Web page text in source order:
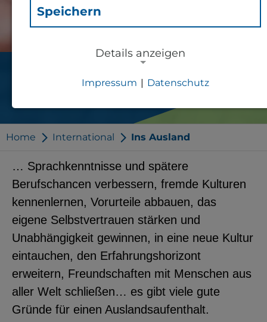
Wege ins Ausland
Home International Ins Ausland
… Sprachkenntnisse und spätere
Berufschancen verbessern, fremde Kulturen
kennenlernen, Vorurteile abbauen, das
eigene Selbstvertrauen stärken und
Unabhängigkeit gewinnen, in eine neue Kultur
eintauchen, den Erfahrungshorizont
erweitern, Freundschaften mit Menschen aus
aller Welt schließen… es gibt viele gute
Gründe für einen Auslandsaufenthalt.
Speichern
Details anzeigen
Notwendige Cookies zur Session-
Verwaltung und für die generelle
notwendig).
EXTERNE MEDIEN
Seitenspezifische Erfassung von
Benutzerdaten durch
Drittanbieter, bspw. über das
Einbinden externer Videos,
Impressum | Datenschutz